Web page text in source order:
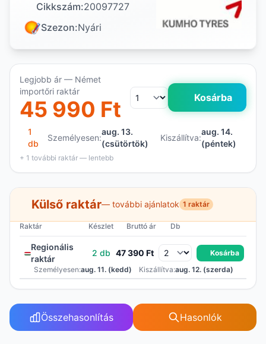
Cikkszám:20097727
Szezon:Nyári
Legjobb ár — Német
importőri raktár
45 990 Ft Kosárba
1
db
Személyesen:
aug. 13.
(csütörtök)
Kiszállítva:
aug. 14.
(péntek)
+ 1 további raktár — lentebb
Külső raktár— további ajánlatok 1 raktár
Raktár Készlet Bruttó ár Db
Regionális
raktár
2 db 47 390 Ft
Kosárba
Személyesen:aug. 11. (kedd) Kiszállítva:aug. 12. (szerda)
Összehasonlítás Hasonlók